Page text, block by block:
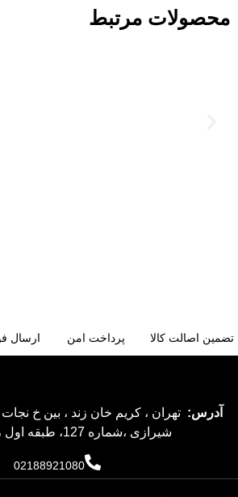
محصولات مرتبط
تضمین اصالت کالا پرداخت امن ارسال
آدرس: تهران ، کریم خان زند ، بین خ
شیرازی ،شماره 127، طبقه اول ، واحد ۲
02188921080